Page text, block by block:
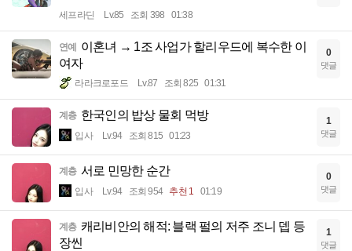
세프라딘 Lv.85 조회 398 01:38
연예
이혼녀 → 1조 사업가 할리우드에 복수한 이
여자
라라크로포드 Lv.87 조회 825 01:31
0
댓글
계층 한국인의 밥상 물회 먹방
입사 Lv.94 조회 815 01:23
1
댓글
계층 서로 민망한 순간
입사 Lv.94 조회 954 추천 1 01:19
0
댓글
계층 캐리비안의 해적: 블랙 펄의 저주 조니 뎁 등
장씬
1
댓글